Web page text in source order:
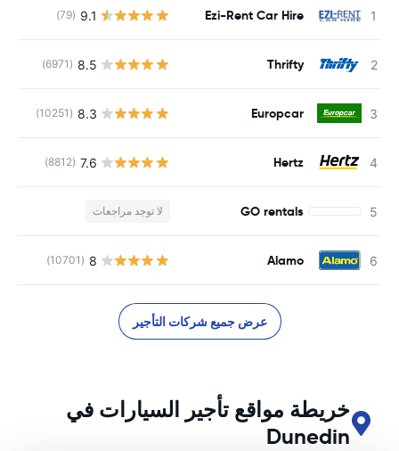
Ezi-Rent Car Hire
9.1
(79)
Thrifty
8.5
(6971)
Europcar
8.3
(10251)
Hertz
7.6
(8812)
GO rentals لا توجد مراجعات
Alamo
8
(10701)
عرض جميع شركات التأجير
خريطة مواقع تأجير السيارات في
Dunedin